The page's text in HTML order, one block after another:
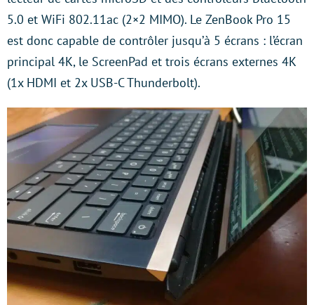
5.0 et WiFi 802.11ac (2×2 MIMO). Le ZenBook Pro 15
est donc capable de contrôler jusqu’à 5 écrans : l’écran
principal 4K, le ScreenPad et trois écrans externes 4K
(1x HDMI et 2x USB-C Thunderbolt).